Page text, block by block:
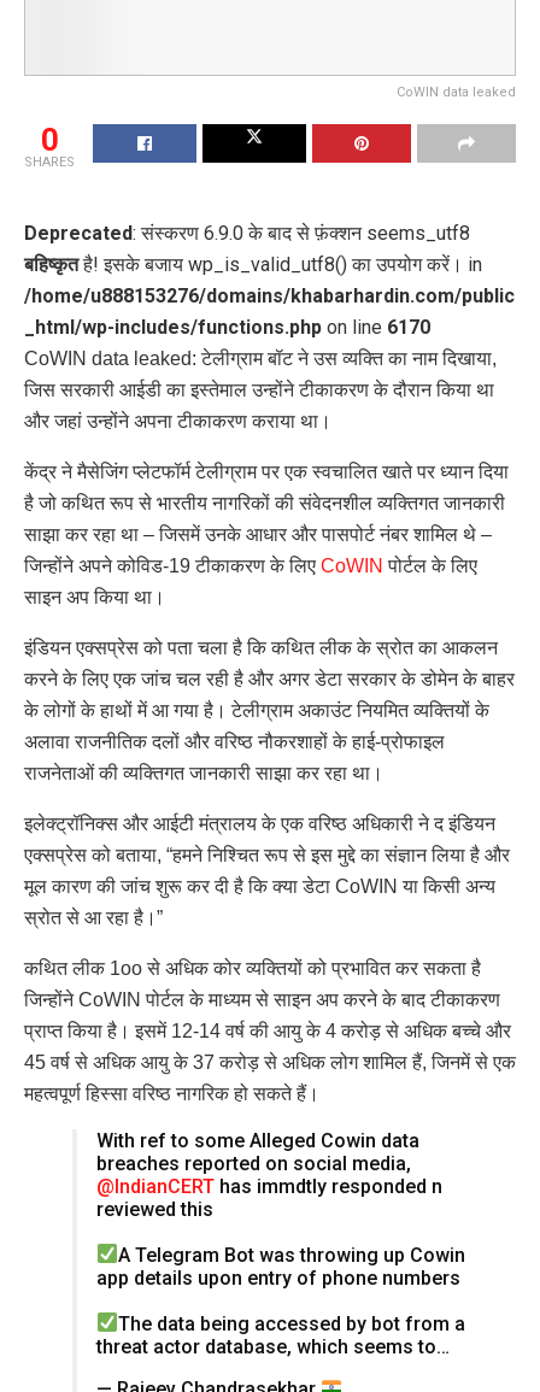
CoWIN data leaked
0
SHARES
Deprecated: संस्करण 6.9.0 के बाद से फ़ंक्शन seems_utf8
बहिष्कृतहै! इसके बजाय wp_is_valid_utf8() का उपयोग करें। in
/home/u888153276/domains/khabarhardin.com/public
_html/wp-includes/functions.php on line 6170
CoWIN data leaked: टेलीग्राम बॉट ने उस व्यक्ति का नाम दिखाया,
जिस सरकारी आईडी का इस्तेमाल उन्होंने टीकाकरण के दौरान किया था
और जहां उन्होंने अपना टीकाकरण कराया था।
केंद्र ने मैसेजिंग प्लेटफॉर्म टेलीग्राम पर एक स्वचालित खाते पर ध्यान दिया
है जो कथित रूप से भारतीय नागरिकों की संवेदनशील व्यक्तिगत जानकारी
साझा कर रहा था – जिसमें उनके आधार और पासपोर्ट नंबर शामिल थे –
जिन्होंने अपने कोविड-19 टीकाकरण के लिए CoWIN पोर्टल के लिए
साइन अप किया था।
इंडियन एक्सप्रेस को पता चला है कि कथित लीक के स्रोत का आकलन
करने के लिए एक जांच चल रही है और अगर डेटा सरकार के डोमेन के बाहर
के लोगों के हाथों में आ गया है। टेलीग्राम अकाउंट नियमित व्यक्तियों के
अलावा राजनीतिक दलों और वरिष्ठ नौकरशाहों के हाई-प्रोफाइल
राजनेताओं की व्यक्तिगत जानकारी साझा कर रहा था।
इलेक्ट्रॉनिक्स और आईटी मंत्रालय के एक वरिष्ठ अधिकारी ने द इंडियन
एक्सप्रेस को बताया, “हमने निश्चित रूप से इस मुद्दे का संज्ञान लिया है और
मूल कारण की जांच शुरू कर दी है कि क्या डेटा CoWIN या किसी अन्य
स्रोत से आ रहा है।”
कथित लीक 1oo से अधिक कोर व्यक्तियों को प्रभावित कर सकता है
जिन्होंने CoWIN पोर्टल के माध्यम से साइन अप करने के बाद टीकाकरण
प्राप्त किया है। इसमें 12-14 वर्ष की आयु के 4 करोड़ से अधिक बच्चे और
45 वर्ष से अधिक आयु के 37 करोड़ से अधिक लोग शामिल हैं, जिनमें से एक
महत्वपूर्ण हिस्सा वरिष्ठ नागरिक हो सकते हैं।
With ref to some Alleged Cowin data
breaches reported on social media,
@IndianCERT has immdtly responded n
reviewed this
A Telegram Bot was throwing up Cowin
app details upon entry of phone numbers
The data being accessed by bot from a
threat actor database, which seems to…